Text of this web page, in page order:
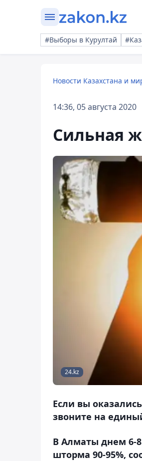
#Выборы в Курултай
Новости Казахстана и
14:36, 05 августа 2020
Сильная
24.kz
Если вы
звоните на
В Алматы днем 6-8
шторма 90-95%,